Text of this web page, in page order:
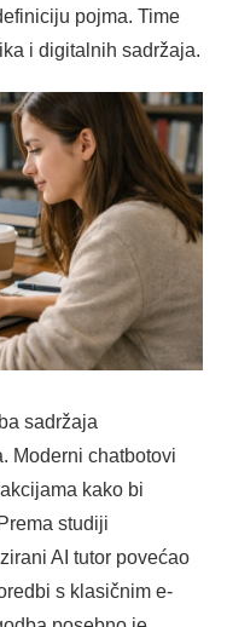
pojma. Time
i digitalnih sadržaja.
sadržaja
Moderni chatbotovi
kako bi
studiji
AI tutor povećao
s klasičnim e-